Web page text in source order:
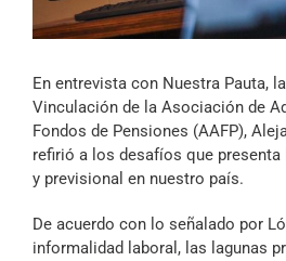
Música
Archivo
En entrevista con Nuestra Pauta,
Vinculación de la Asociación de
Fondos de Pensiones (AAFP),
refirió a los desafíos que
y previsional en nuestro país.
De acuerdo con lo señalado por
informalidad laboral, las lagunas